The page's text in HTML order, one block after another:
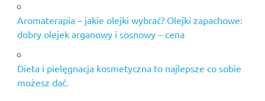
Aromaterapia – jakie olejki wybrać? Olejki zapachowe:
dobry olejek arganowy i sosnowy – cena
Dieta i pielęgnacja kosmetyczna to najlepsze co sobie
możesz dać.